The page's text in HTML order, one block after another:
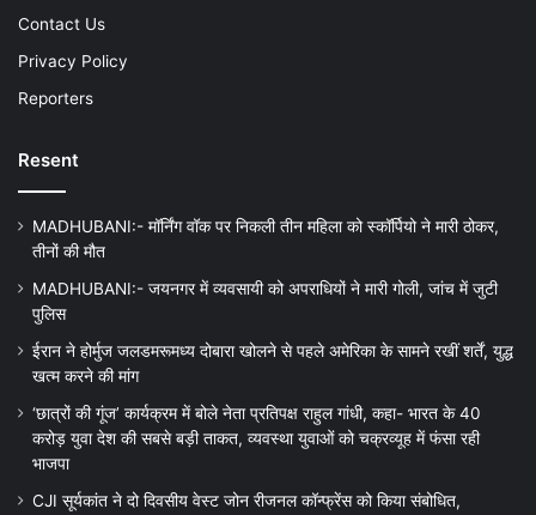
Contact Us
Privacy Policy
Reporters
Resent
MADHUBANI:- मॉर्निंग वॉक पर निकली तीन महिला को स्कॉर्पियो ने मारी ठोकर,
तीनों की मौत
MADHUBANI:- जयनगर में व्यवसायी को अपराधियों ने मारी गोली, जांच में जुटी
पुलिस
ईरान ने होर्मुज जलडमरूमध्य दोबारा खोलने से पहले अमेरिका के सामने रखीं शर्तें, युद्ध
खत्म करने की मांग
‘छात्रों की गूंज’ कार्यक्रम में बोले नेता प्रतिपक्ष राहुल गांधी, कहा- भारत के 40
करोड़ युवा देश की सबसे बड़ी ताकत, व्यवस्था युवाओं को चक्रव्यूह में फंसा रही
भाजपा
CJI सूर्यकांत ने दो दिवसीय वेस्ट जोन रीजनल कॉन्फ्रेंस को किया संबोधित,